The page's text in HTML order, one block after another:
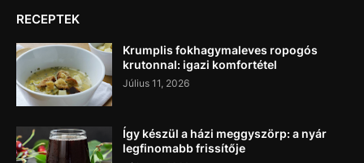
RECEPTEK
Krumplis fokhagymaleves ropogós
krutonnal: igazi komfortétel
Július 11, 2026
Így készül a házi meggyszörp: a nyár
legfinomabb frissítője